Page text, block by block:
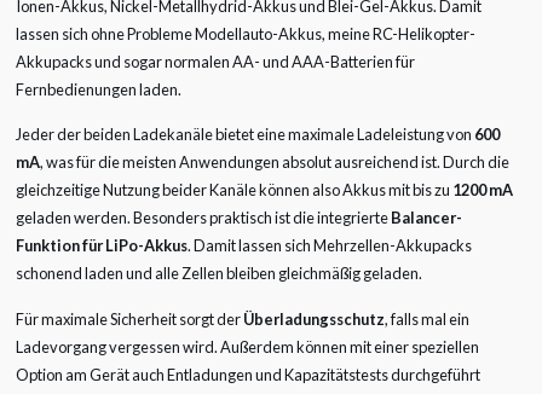
Ionen-Akkus, Nickel-Metallhydrid-Akkus und Blei-Gel-Akkus. Damit
lassen sich ohne Probleme Modellauto-Akkus, meine RC-Helikopter-
Akkupacks und sogar normalen AA- und AAA-Batterien für
Fernbedienungen laden.
Jeder der beiden Ladekanäle bietet eine maximale Ladeleistung von 600
mA, was für die meisten Anwendungen absolut ausreichend ist. Durch die
gleichzeitige Nutzung beider Kanäle können also Akkus mit bis zu 1200 mA
geladen werden. Besonders praktisch ist die integrierteBalancer-
Funktion für LiPo-Akkus. Damit lassen sich Mehrzellen-Akkupacks
schonend laden und alle Zellen bleiben gleichmäßig geladen.
Für maximale Sicherheit sorgt derÜberladungsschutz, falls mal ein
Ladevorgang vergessen wird. Außerdem können mit einer speziellen
Option am Gerät auch Entladungen und Kapazitätstests durchgeführt